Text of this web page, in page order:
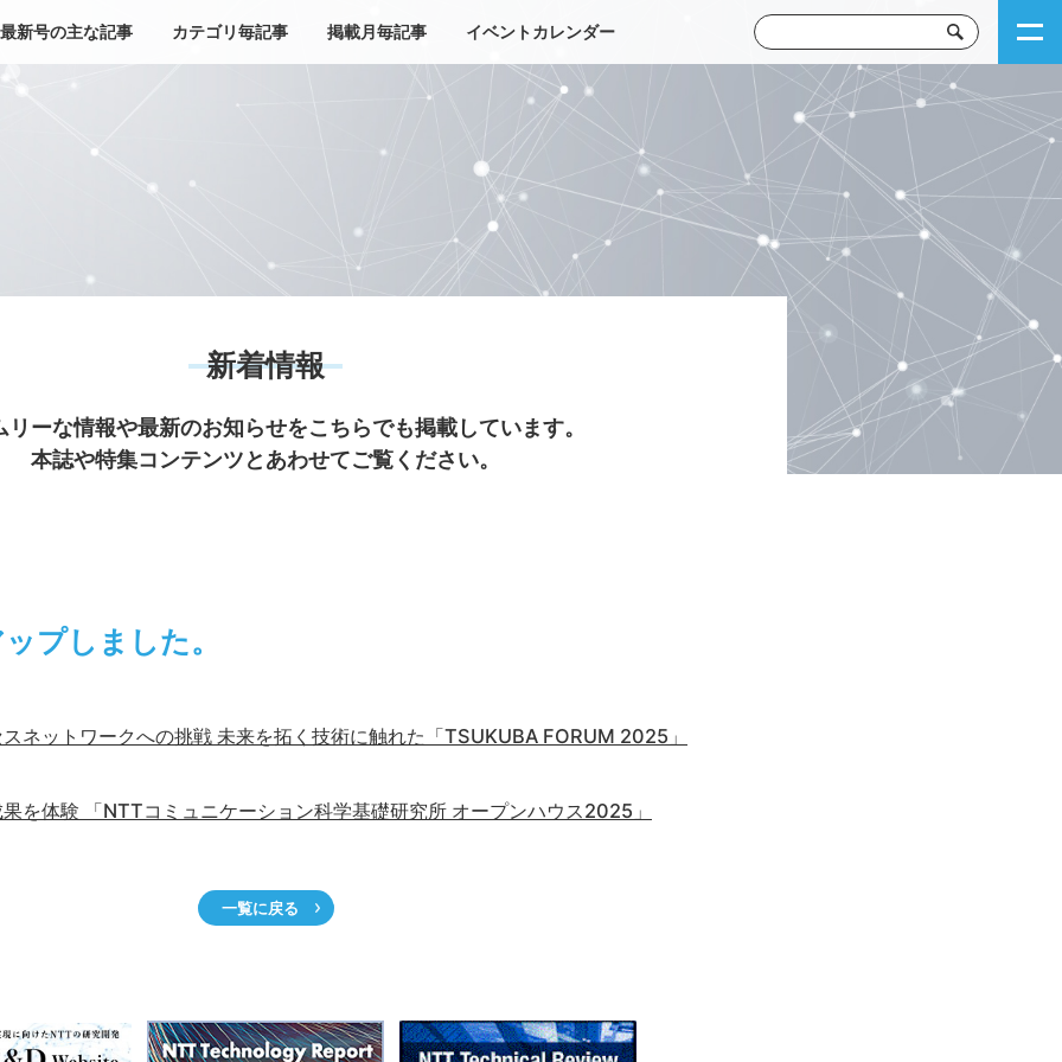
最新号の主な記事 カテゴリ毎記事 掲載月毎記事 イベントカレンダー
新着情報
リーな情報や最新のお知らせをこちらでも掲載しています。
本誌や特集コンテンツとあわせてご覧ください。
プしました。
ネットワークへの挑戦 未来を拓く技術に触れた「TSUKUBA FORUM 2025」
を体験 「NTTコミュニケーション科学基礎研究所 オープンハウス2025」
一覧に戻る